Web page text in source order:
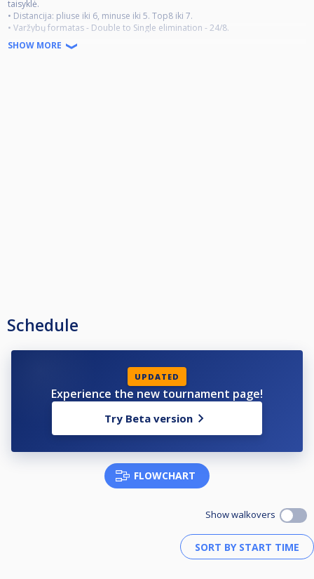
taisyklė.
• Distancija: pliuse iki 6, minuse iki 5. Top8 iki 7.
• Varžybų formatas - Double to Single elimination - 24/8.
• Varžybose gali dalyvauti max 24 dalyviai, registracija į turnyrą per
cuescore.com.
SHOW MORE
Schedule
UPDATED
Experience the new tournament page!
Try Beta version
FLOWCHART
Show walkovers